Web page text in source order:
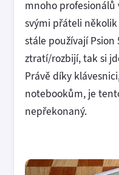
mnoho profesionálů
svými přáteli
stále používají Psion
ztratí/rozbijí, tak si
Právě díky
notebookům, je
nepřekonaný.